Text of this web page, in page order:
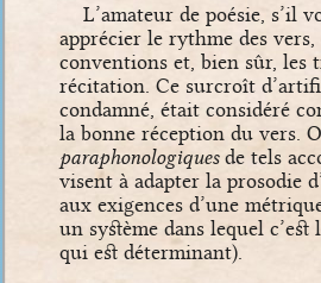
L’amateur de poésie, s’il
apprécier le rythme des
conventions et, bien sûr, les
récitation. Ce surcroît
condamné, était considéré
la bonne réception du vers.
paraphonologiquesde tels
visent à adapter la prosodie
aux exigences d’une
un système dans lequel
qui est déterminant).